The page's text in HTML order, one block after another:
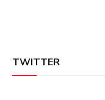
TWITTER